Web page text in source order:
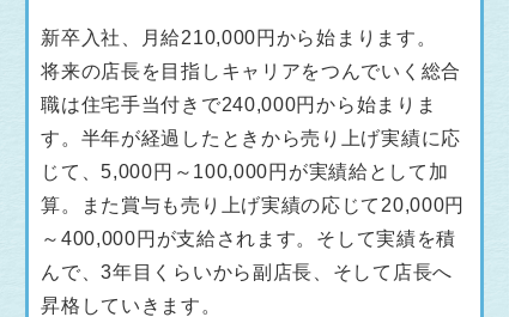
新卒入社、月給210,000円から始まります。
将来の店長を目指しキャリアをつんでいく総合
職は住宅手当付きで240,000円から始まりま
す。半年が経過したときから売り上げ実績に応
じて、5,000円～100,000円が実績給として加
算。また賞与も売り上げ実績の応じて20,000円
～400,000円が支給されます。そして実績を積
んで、3年目くらいから副店長、そして店長へ
昇格していきます。